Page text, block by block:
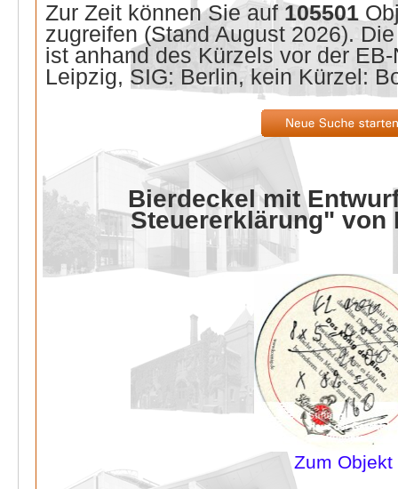
Zur Zeit können Sie auf 105501
zugreifen (Stand August 2026).
ist anhand des Kürzels vor der
Leipzig, SIG: Berlin, kein Kürzel:
Bierdeckel mit
Steuererklärung" von
Zum Objekt